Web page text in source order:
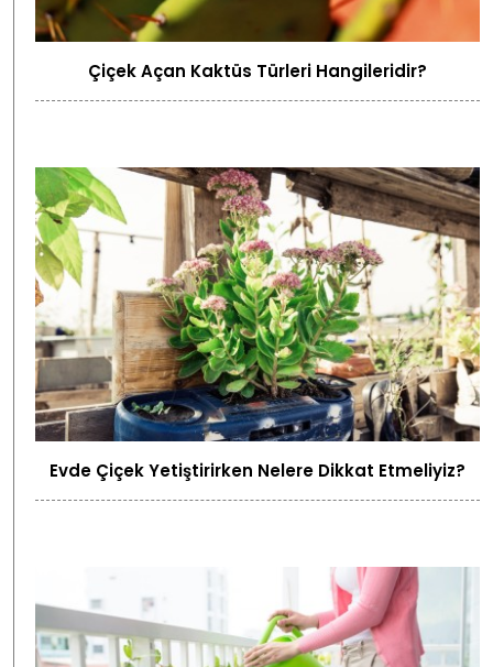
Çiçek Açan Kaktüs Türleri Hangileridir?
Evde Çiçek Yetiştirirken Nelere Dikkat Etmeliyiz?